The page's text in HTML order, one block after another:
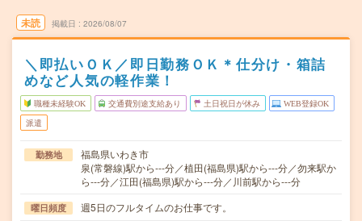
未読 掲載日 2026/08/07
＼即払いＯＫ／即日勤務ＯＫ＊仕分け・箱詰
めなど人気の軽作業！
職種未経験OK 交通費別途支給あり 土日祝日が休み WEB登録OK
派遣
勤務地
福島県いわき市
泉(常磐線)駅から---分／植田(福島県)駅から---分／勿来駅か
ら---分／江田(福島県)駅から---分／川前駅から---分
曜日頻度 週5日のフルタイムのお仕事です。